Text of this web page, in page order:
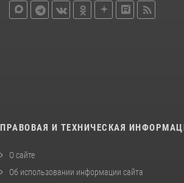
ПРАВОВАЯ И ТЕХНИЧЕСКАЯ
О сайте
Об использовании информации сайта